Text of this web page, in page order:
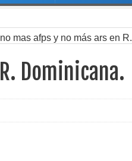
mas afps y no más ars en R.
Dominicana.